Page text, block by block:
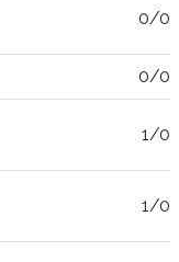
0/0
0/0
1/0
1/0